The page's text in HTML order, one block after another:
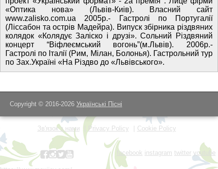
«Оптика нова» (Львів-Киів). Власний сайт
www.zalisko.com.ua 2005р.- Гастролі по Португалії
(Ліссабон та острів Мадейра). Випуск збірника різдвяних
колядок «Колядує Заліско і друзі». Сольний Різдвяний
концерт “Віфлеємський вогонь”(м.Львів). 2006р.-
Гастролі по Італії (Рим, Мілан, Болонья). Гастрольний тур
по Зах.Україні «На Різдво до «Львівського».
Copyright © 2016-2026 Українські Пісні
Зв'язок з нами Privacy Policy Cookie Policy
facebook instagram twitter youtube